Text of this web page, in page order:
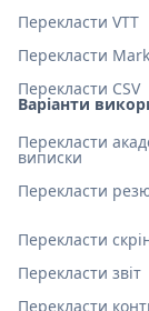
Варіанти
Перекласти
виписки
Перекласти
Перекласти
Перекласти звіт
Перекласти
Перекласти VTT
Перекласти
Перекласти CSV